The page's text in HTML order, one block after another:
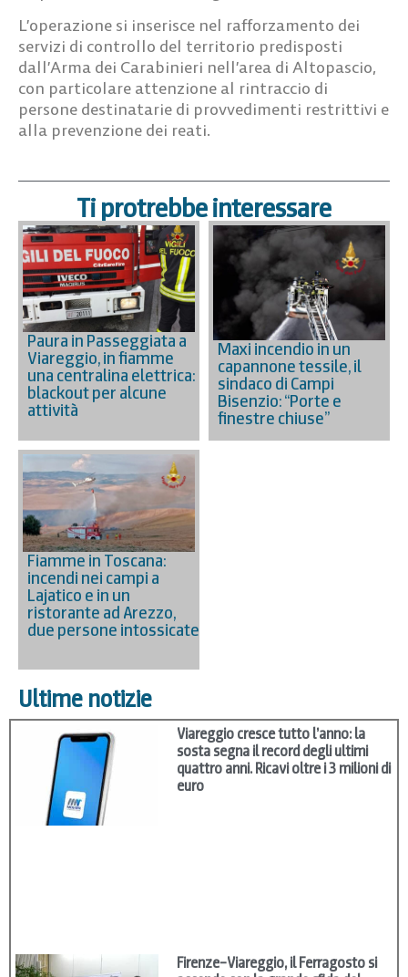
L’operazione si inserisce nel rafforzamento dei
servizi di controllo del territorio predisposti
dall’Arma dei Carabinieri nell’area di Altopascio,
con particolare attenzione al rintraccio di
persone destinatarie di provvedimenti restrittivi e
alla prevenzione dei reati.
Ti protrebbe interessare
Paura in Passeggiata a
Viareggio, in fiamme
una centralina elettrica:
blackout per alcune
attività
Maxi incendio in un
capannone tessile, il
sindaco di Campi
Bisenzio: “Porte e
finestre chiuse”
Fiamme in Toscana:
incendi nei campi a
Lajatico e in un
ristorante ad Arezzo,
due persone intossicate
Ultime notizie
Viareggio cresce tutto l’anno: la
sosta segna il record degli ultimi
quattro anni. Ricavi oltre i 3 milioni di
euro
Firenze–Viareggio, il Ferragosto si